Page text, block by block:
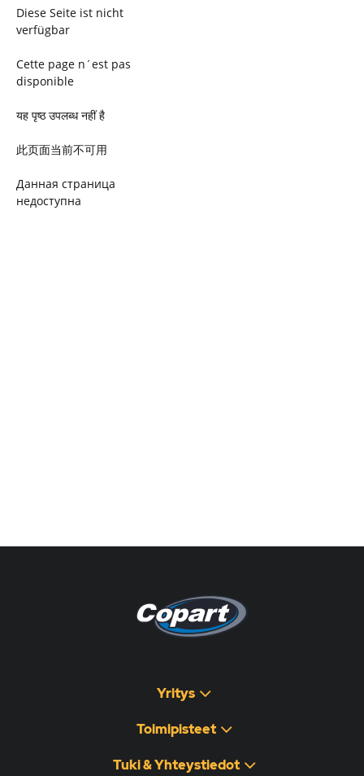
Diese Seite ist nicht
verfügbar
Cette page n´est pas
disponible
यह पृष्ठ उपलब्ध नहीं है
此页面当前不可用
Данная страница
недоступна
Yritys
Toimipisteet
Tuki & Yhteystiedot